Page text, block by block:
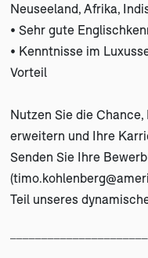
Neuseeland, Afrika,
• Sehr gute
• Kenntnisse im
Vorteil
Nutzen Sie die
erweitern und Ihre
Senden Sie Ihre
(
Teil unseres